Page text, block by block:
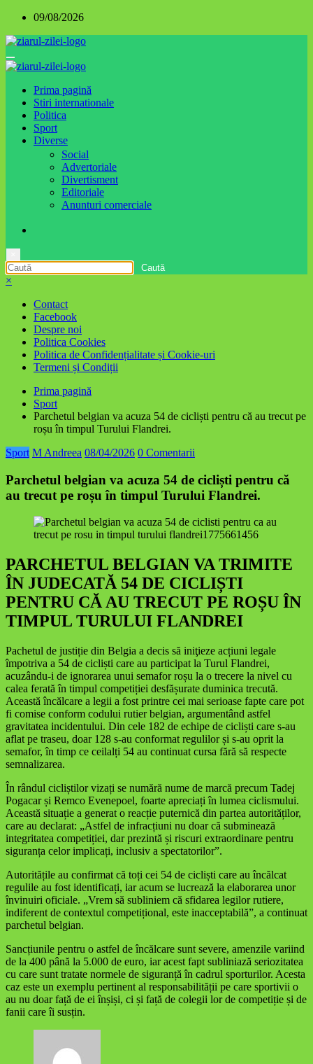
conținut
09/08/2026
Prima pagină
Stiri internationale
Politica
Sport
Diverse
Social
Advertoriale
Divertisment
Editoriale
Anunturi comerciale
×
Contact
Facebook
Despre noi
Politica Cookies
Politica de Confidențialitate și Cookie-uri
Termeni și Condiții
Prima pagină
Sport
Parchetul belgian va acuza 54 de cicliști pentru că au trecut pe
roșu în timpul Turului Flandrei.
Sport M Andreea 08/04/2026 0 Comentarii
Parchetul belgian va acuza 54 de cicliști pentru că
au trecut pe roșu în timpul Turului Flandrei.
PARCHETUL BELGIAN VA TRIMITE
ÎN JUDECATĂ 54 DE CICLIȘTI
PENTRU CĂ AU TRECUT PE ROȘU ÎN
TIMPUL TURULUI FLANDREI
Pachetul de justiție din Belgia a decis să iniţieze acțiuni legale
împotriva a 54 de cicliști care au participat la Turul Flandrei,
acuzându-i de ignorarea unui semafor roșu la o trecere la nivel cu
calea ferată în timpul competiției desfășurate duminica trecută.
Această încălcare a legii a fost printre cei mai serioase fapte care pot
fi comise conform codului rutier belgian, argumentând astfel
gravitatea incidentului. Din cele 182 de echipe de cicliști care s-au
aflat pe traseu, doar 128 s-au conformat regulilor și s-au oprit la
semafor, în timp ce ceilalți 54 au continuat cursa fără să respecte
semnalizarea.
În rândul cicliștilor vizați se numără nume de marcă precum Tadej
Pogacar și Remco Evenepoel, foarte apreciați în lumea ciclismului.
Această situație a generat o reacție puternică din partea autorităților,
care au declarat: „Astfel de infracțiuni nu doar că subminează
integritatea competiției, dar prezintă și riscuri extraordinare pentru
siguranța celor implicați, inclusiv a spectatorilor”.
Autoritățile au confirmat că toți cei 54 de cicliști care au încălcat
regulile au fost identificați, iar acum se lucrează la elaborarea unor
învinuiri oficiale. „Vrem să subliniem că sfidarea legilor rutiere,
indiferent de contextul competițional, este inacceptabilă”, a continuat
parchetul belgian.
Sancțiunile pentru o astfel de încălcare sunt severe, amenzile variind
de la 400 până la 5.000 de euro, iar acest fapt subliniază seriozitatea
cu care sunt tratate normele de siguranță în cadrul sporturilor. Acesta
caz este un exemplu pertinent al responsabilității pe care sportivii o
au nu doar față de ei înșiși, ci și față de colegii lor de competiție și de
fanii care îi susțin.